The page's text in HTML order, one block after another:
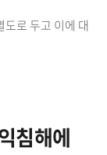
로 두고 이에 대
침해에